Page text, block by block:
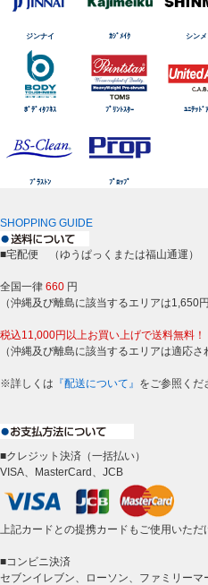
ジンナイ ｶｼﾞﾒｲｸ シン
ﾎﾞﾃﾞｨﾀﾌﾈｽ ﾌﾟﾘﾝﾄｽﾀｰ ﾕﾆﾃｯﾄﾞ
ﾌﾞﾗｽﾄﾝ ﾌﾟﾛｯﾌﾟ
SHOPPING GUIDE
■宅配便 （ゆうぱっくまたは福山通運）
全国一律 660 円
（沖縄及び離島に該当するエリアは1,650円
税込11,000円以上お買い上げで送料無料！
（沖縄及び離島に該当するエリアは適応さ
※詳しくは 『配送について』 をご参照くだ
■クレジット決済（一括払い）
VISA、MasterCard、JCB
上記カードとの提携カードもご使用いただ
■コンビニ決済
セブンイレブン、ローソン、ファミリーマ